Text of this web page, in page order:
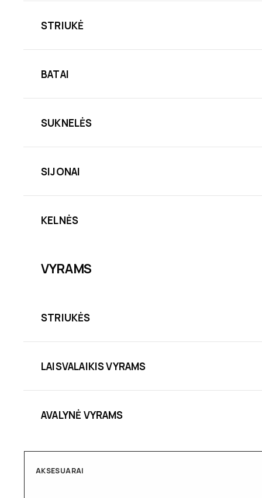
STRIUKĖ
BATAI
SUKNELĖS
SIJONAI
KELNĖS
VYRAMS
STRIUKĖS
LAISVALAIKIS VYRAMS
AVALYNĖ VYRAMS
AKSESUARAI